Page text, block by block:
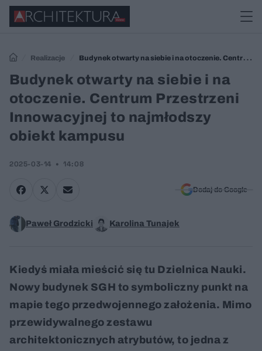
Realizacje
Budynek otwarty na siebie i na otoczenie. Centrum
Przestrzeni Innowacyjnej to najmłodszy obiekt kampusu
Budynek otwarty na siebie i na
otoczenie. Centrum Przestrzeni
Innowacyjnej to najmłodszy
obiekt kampusu
2025-03-14 14:08
Dodaj do Google
Paweł Grodzicki Karolina Tunajek
Kiedyś miała mieścić się tu Dzielnica Nauki.
Nowy budynek SGH to symboliczny punkt na
mapie tego przedwojennego założenia. Mimo
przewidywalnego zestawu
architektonicznych atrybutów, to jedna z